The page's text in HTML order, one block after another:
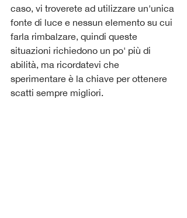
caso, vi troverete ad utilizzare un'unica
fonte di luce e nessun elemento su cui
farla rimbalzare, quindi queste
situazioni richiedono un po' più di
abilità, ma ricordatevi che
sperimentare è la chiave per ottenere
scatti sempre migliori.